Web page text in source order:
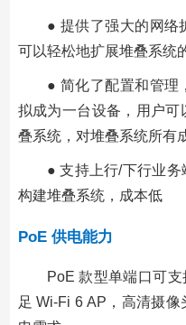
● 提供了强大的网络
可以轻松地扩展堆叠系统
● 简化了配置和管理
拟成为一台设备，用户
叠系统，对堆叠系统所有
● 支持上行/下行业
构建堆叠系统，成本低
PoE 供电能力
PoE 款型单端口可
足 Wi-Fi 6 AP，高清摄